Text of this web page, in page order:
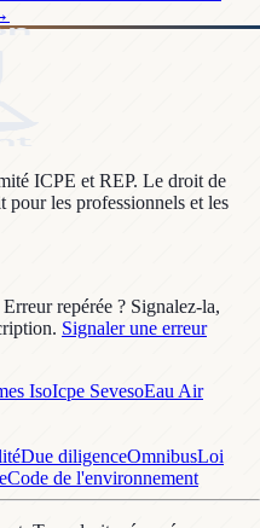
ICPE et REP. Le droit de
les professionnels et les
repérée ? Signalez-la,
Signaler une erreur
IsoIcpe SevesoEau Air
Due diligenceOmnibusLoi
Code de l'environnement